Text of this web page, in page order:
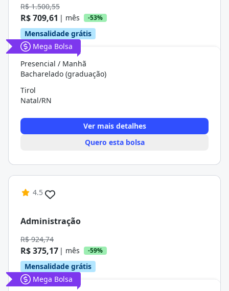
R$ 1.500,55
R$ 709,61 | mês -53%
Mensalidade grátis
Mega Bolsa
Presencial / Manhã
Bacharelado (graduação)
Tirol
Natal/RN
Ver mais detalhes
Quero esta bolsa
4.5
Administração
R$ 924,74
R$ 375,17 | mês -59%
Mensalidade grátis
Mega Bolsa